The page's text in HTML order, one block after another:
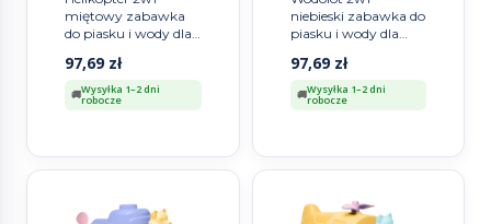
miętowy zabawka
do piasku i wody dla
Simple.
97,69 zł
Wysyłka 1–2 dni
robocze
niebieski zabawka do
piasku i wody dla
97,69 zł
Wysyłka 1–2 dni
robocze